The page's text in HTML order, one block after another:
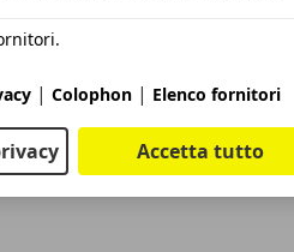
| Colophon | Elenco fornitori
Accetta tutto